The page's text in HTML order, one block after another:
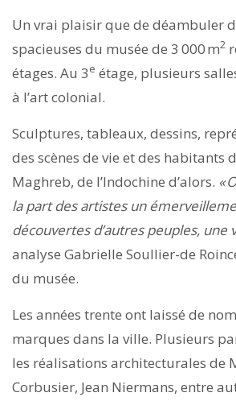
Un vrai plaisir que de déambuler
spacieuses du musée de 3 000 m2
étages. Au 3e étage, plusieurs
à l’art colonial.
Sculptures, tableaux, dessins,
des scènes de vie et des habitants
Maghreb, de l’Indochine d’alors. «
la part des artistes un
découvertesd’autres peuples, une
analyse Gabrielle Soullier-de
du musée.
Les années trente ont laissé de
marques dans la ville. Plusieurs
les réalisations architecturales de
Corbusier, Jean Niermans, entre